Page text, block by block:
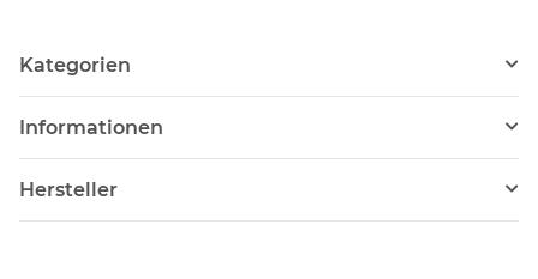
Kategorien
Informationen
Hersteller